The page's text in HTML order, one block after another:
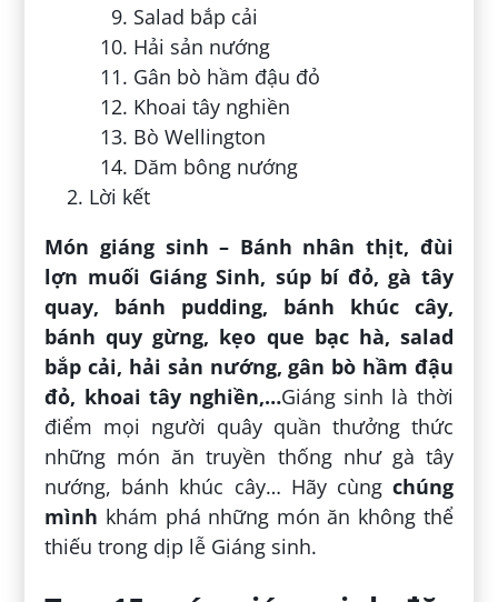
Salad bắp cải
Hải sản nướng
Gân bò hầm đậu đỏ
Khoai tây nghiền
Bò Wellington
Dăm bông nướng
Lời kết
Món giáng sinh – Bánh nhân thịt, đùi
lợn muối Giáng Sinh, súp bí đỏ, gà tây
quay, bánh pudding, bánh khúc cây,
bánh quy gừng, kẹo que bạc hà, salad
bắp cải, hải sản nướng, gân bò hầm đậu
đỏ, khoai tây nghiền,…Giáng sinh là thời
điểm mọi người quây quần thưởng thức
những món ăn truyền thống như gà tây
nướng, bánh khúc cây… Hãy cùng chúng
mình khám phá những món ăn không thể
thiếu trong dịp lễ Giáng sinh.